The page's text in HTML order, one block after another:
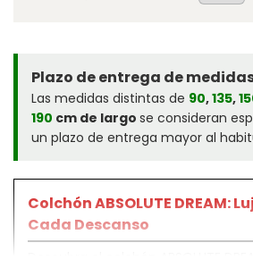
Plazo de entrega de
Las medidas distintas de 90,135,
190 cm de largo se consideran
un plazo de entrega mayor al
Colchón ABSOLUTE DREAM:
Cada Descanso